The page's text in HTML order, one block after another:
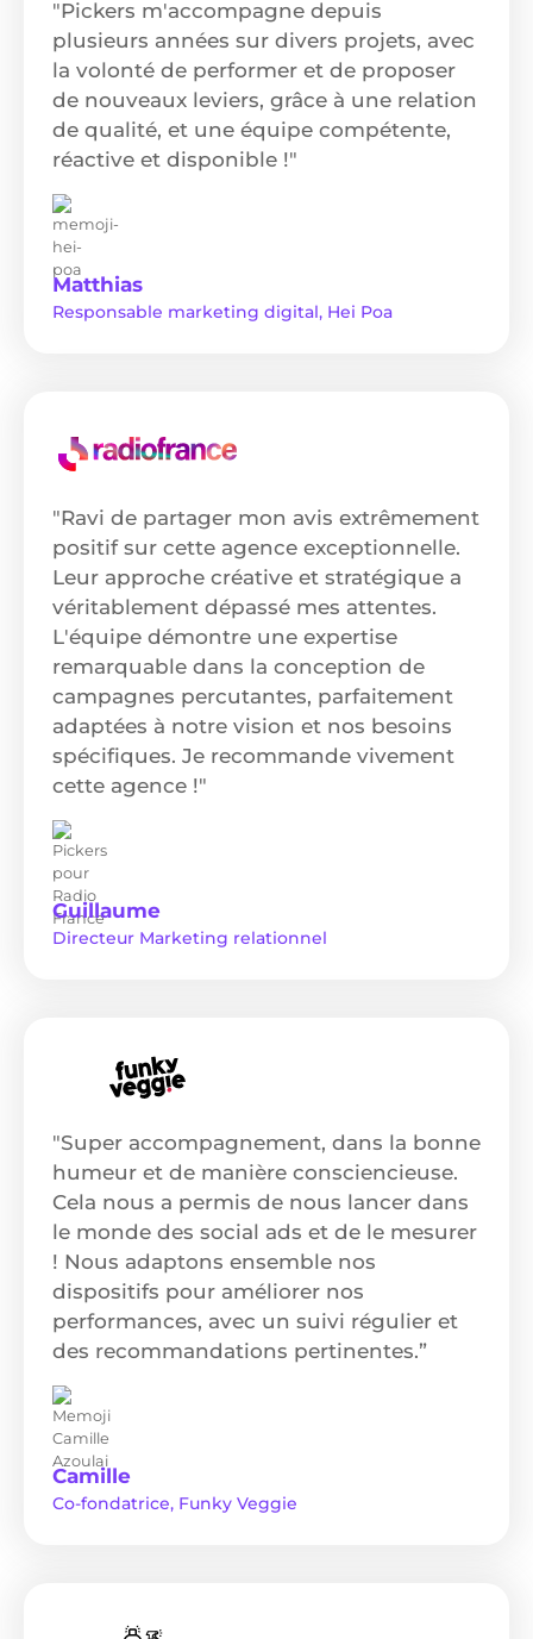
"Pickers m'accompagne depuis
plusieurs années sur divers projets, avec
la volonté de performer et de proposer
de nouveaux leviers, grâce à une relation
de qualité, et une équipe compétente,
réactive et disponible !"
Matthias
Responsable marketing digital, Hei Poa
"Ravi de partager mon avis extrêmement
positif sur cette agence exceptionnelle.
Leur approche créative et stratégique a
véritablement dépassé mes attentes.
L'équipe démontre une expertise
remarquable dans la conception de
campagnes percutantes, parfaitement
adaptées à notre vision et nos besoins
spécifiques. Je recommande vivement
cette agence !"
Guillaume
Directeur Marketing relationnel
"Super accompagnement, dans la bonne
humeur et de manière consciencieuse.
Cela nous a permis de nous lancer dans
le monde des social ads et de le mesurer
! Nous adaptons ensemble nos
dispositifs pour améliorer nos
performances, avec un suivi régulier et
des recommandations pertinentes.”
Camille
Co-fondatrice, Funky Veggie